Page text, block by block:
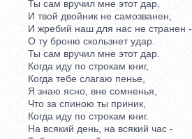
Ты сам вручил мне этот дар,
И твой двойник не самозванен,
И жребий наш для нас не странен -
О ту броню скользнет удар.
Ты сам вручил мне этот дар.
Когда иду по строкам книг,
Когда тебе слагаю пенье,
Я знаю ясно, вне сомненья,
Что за спиною ты приник,
Когда иду по строкам книг.
На всякий день, на всякий час -